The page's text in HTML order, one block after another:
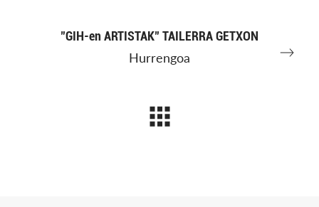
"GIH-en ARTISTAK" TAILERRA GETXON
Hurrengoa